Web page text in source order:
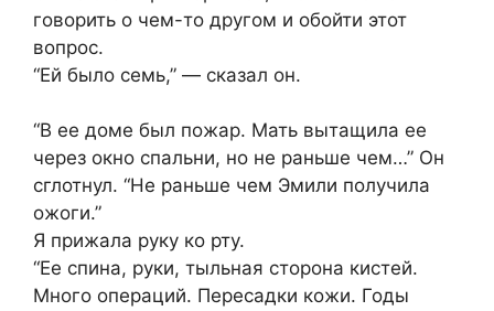
говорить о чем-то другом и обойти этот
вопрос.
“Ей было семь,” — сказал он.
“В ее доме был пожар. Мать вытащила ее
через окно спальни, но не раньше чем…” Он
сглотнул. “Не раньше чем Эмили получила
ожоги.”
Я прижала руку ко рту.
“Ее спина, руки, тыльная сторона кистей.
Много операций. Пересадки кожи. Годы